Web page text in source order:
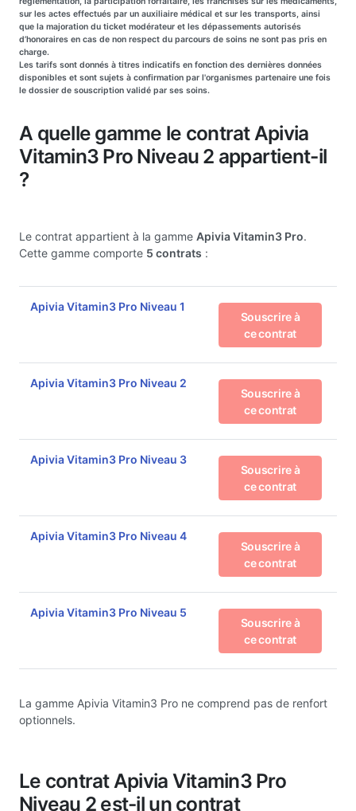
sur les actes effectués par un auxiliaire médical et sur les transports, ainsi
que la majoration du ticket modérateur et les dépassements autorisés
d’honoraires en cas de non respect du parcours de soins ne sont pas pris en
charge.
Les tarifs sont donnés à titres indicatifs en fonction des dernières données
disponibles et sont sujets à confirmation par l'organismes partenaire une fois
le dossier de souscription validé par ses soins.
A quelle gamme le contrat Apivia
Vitamin3 Pro Niveau 2 appartient-il
?
Le contrat appartient à la gamme Apivia Vitamin3 Pro.
Cette gamme comporte 5 contrats :
Apivia Vitamin3 Pro Niveau 1
Souscrire à
ce contrat
Apivia Vitamin3 Pro Niveau 2
Souscrire à
ce contrat
Apivia Vitamin3 Pro Niveau 3
Souscrire à
ce contrat
Apivia Vitamin3 Pro Niveau 4
Souscrire à
ce contrat
Apivia Vitamin3 Pro Niveau 5
Souscrire à
ce contrat
La gamme Apivia Vitamin3 Pro ne comprend pas de renfort
optionnels.
Le contrat Apivia Vitamin3 Pro
Niveau 2 est-il un contrat